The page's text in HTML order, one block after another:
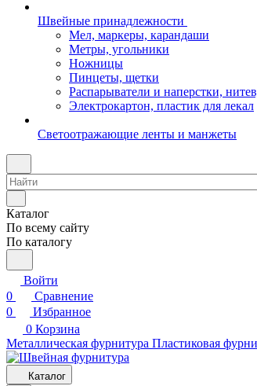
Швейные принадлежности
Мел, маркеры, карандаши
Метры, угольники
Ножницы
Пинцеты, щетки
Распарыватели и наперстки,
Электрокартон, пластик для лекал
Светоотражающие ленты и манжеты
Каталог
По всему сайту
По каталогу
Войти
0
Сравнение
0
Избранное
0 Корзина
Металлическая фурнитура Пластиковая
Каталог